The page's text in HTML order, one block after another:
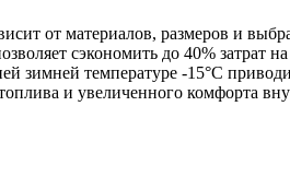
от материалов, размеров и
сэкономить до 40% затрат
зимней температуре -15°C
и увеличенного комфорта